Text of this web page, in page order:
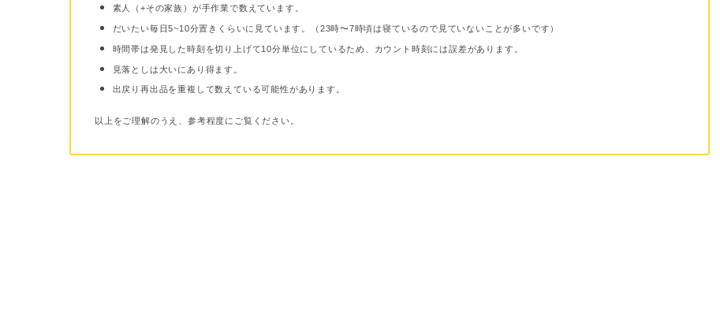
素人（+その家族）が手作業で数えています。
だいたい毎日5~10分置きくらいに見ています。（23時〜7時頃は寝ているので見ていないことが多いです）
時間帯は発見した時刻を切り上げて10分単位にしているため、カウント時刻には誤差があります。
見落としは大いにあり得ます。
出戻り再出品を重複して数えている可能性があります。
以上をご理解のうえ、参考程度にご覧ください。